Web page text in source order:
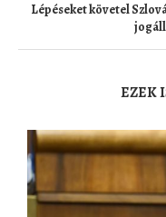
Lépéseket követel
EZEK